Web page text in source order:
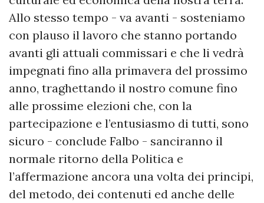
Allo stesso tempo - va avanti - sosteniamo
con plauso il lavoro che stanno portando
avanti gli attuali commissari e che li vedrà
impegnati fino alla primavera del prossimo
anno, traghettando il nostro comune fino
alle prossime elezioni che, con la
partecipazione e l’entusiasmo di tutti, sono
sicuro - conclude Falbo - sanciranno il
normale ritorno della Politica e
l’affermazione ancora una volta dei principi,
del metodo, dei contenuti ed anche delle